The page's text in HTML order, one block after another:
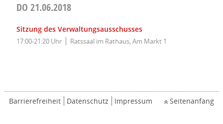
DO 21.06.2018
Sitzung des Verwaltungsausschusses
17:00-21:20 Uhr Ratssaal im Rathaus, Am Markt 1
Barrierefreiheit Datenschutz Impressum Seitenanfang